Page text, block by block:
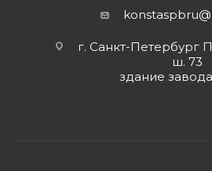
konstaspbru
г. Санкт-Петербург
ш. 73
здание